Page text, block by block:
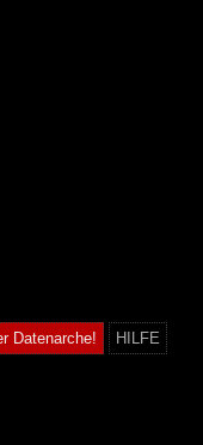
Datenarche! HILFE